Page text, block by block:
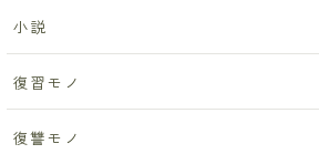
小説
復習モノ
復讐モノ